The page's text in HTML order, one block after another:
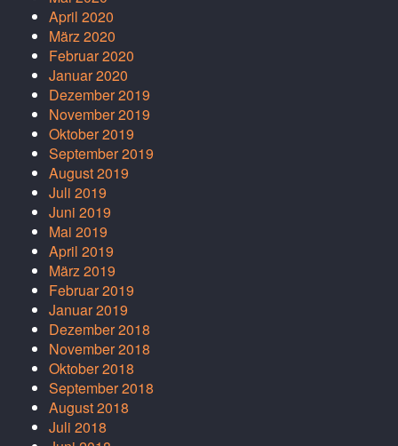
April 2020
März 2020
Februar 2020
Januar 2020
Dezember 2019
November 2019
Oktober 2019
September 2019
August 2019
Juli 2019
Juni 2019
Mai 2019
April 2019
März 2019
Februar 2019
Januar 2019
Dezember 2018
November 2018
Oktober 2018
September 2018
August 2018
Juli 2018